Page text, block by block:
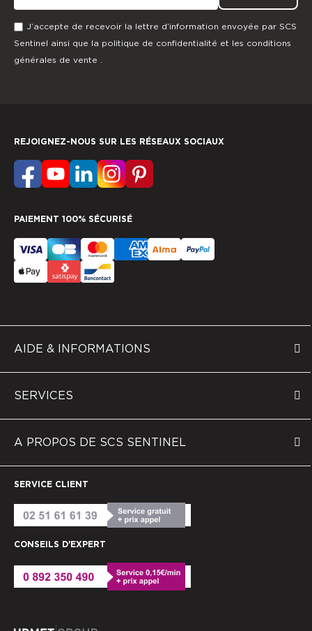
J’accepte de recevoir la lettre d’information envoyée par SCS
Sentinel ainsi que la politique de confidentialité et les conditions
générales de vente .
AIDE & INFORMATIONS
SERVICES
A PROPOS DE SCS SENTINEL
SERVICE CLIENT
CONSEILS D'EXPERT
REJOIGNEZ-NOUS SUR LES RÉSEAUX SOCIAUX
PAIEMENT 100% SÉCURISÉ